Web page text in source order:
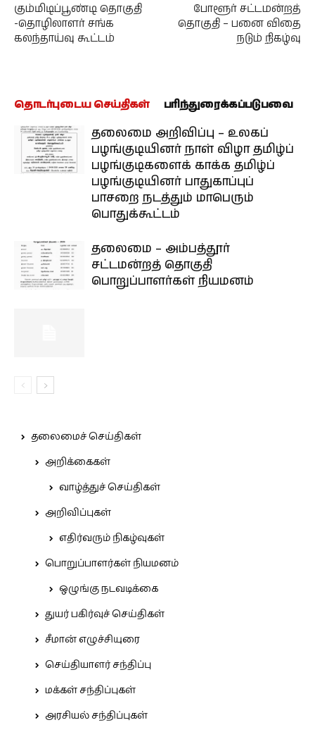
கும்மிடிப்பூண்டி தொகுதி
-தொழிலாளர் சங்க
கலந்தாய்வு கூட்டம்
போளூர் சட்டமன்றத்
தொகுதி – பனை விதை
நடும் நிகழ்வு
தொடர்புடைய செய்திகள் பரிந்துரைக்கப்படுபவை
தலைமை அறிவிப்பு – உலகப்
பழங்குடியினர் நாள் விழா தமிழ்ப்
பழங்குடிகளைக் காக்க தமிழ்ப்
பழங்குடியினர் பாதுகாப்புப்
பாசறை நடத்தும் மாபெரும்
பொதுக்கூட்டம்
தலைமை – அம்பத்தூர்
சட்டமன்றத் தொகுதி
பொறுப்பாளர்கள் நியமனம்
தலைமைச் செய்திகள்
அறிக்கைகள்
வாழ்த்துச் செய்திகள்
அறிவிப்புகள்
எதிர்வரும் நிகழ்வுகள்
பொறுப்பாளர்கள் நியமனம்
ஒழுங்கு நடவடிக்கை
துயர் பகிர்வுச் செய்திகள்
சீமான் எழுச்சியுரை
செய்தியாளர் சந்திப்பு
மக்கள் சந்திப்புகள்
அரசியல் சந்திப்புகள்